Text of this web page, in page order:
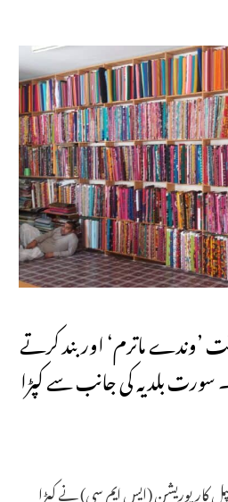
’وندے ماترم‘ اور بند کرتے
بلدیہ کی جانب سے کپڑا
(ایس ایم سی) نے کپڑا